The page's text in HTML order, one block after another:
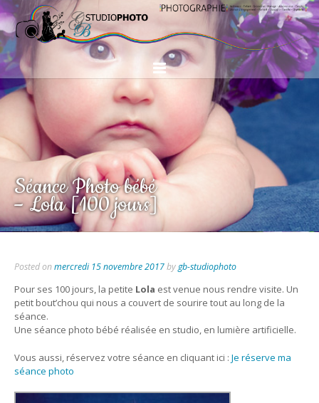
Séance Photo bébé
– Lola [100 jours]
Posted onmercredi 15 novembre 2017bygb-studiophoto
Pour ses 100 jours, la petite Lola est venue nous rendre visite. Un
petit bout’chou qui nous a couvert de sourire tout au long de la
séance.
Une séance photo bébé réalisée en studio, en lumière artificielle.
Vous aussi, réservez votre séance en cliquant ici : Je réserve ma
séance photo